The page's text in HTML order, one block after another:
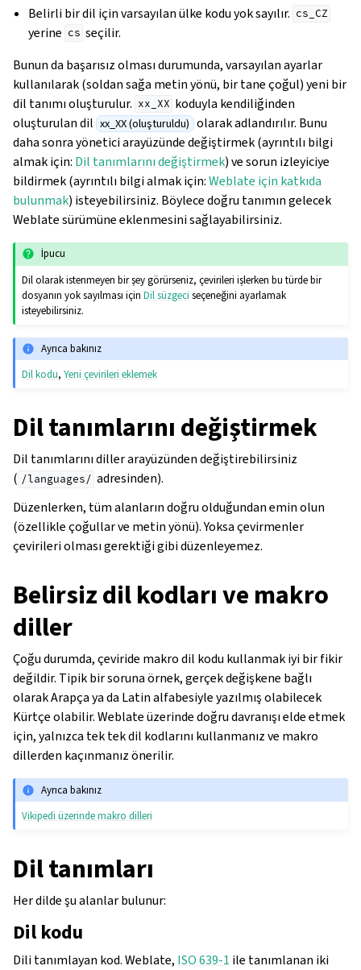
navigation of Yapılandırma yönergesi
Belirli bir dil için varsayılan ülke kodu yok sayılır. cs_CZ
yerine cs seçilir.
Bunun da başarısız olması durumunda, varsayılan ayarlar
kullanılarak (soldan sağa metin yönü, bir tane çoğul) yeni bir
dil tanımı oluşturulur. xx_XX koduyla kendiliğinden
oluşturulan dil xx_XX (oluşturuldu) olarak adlandırılır. Bunu
daha sonra yönetici arayüzünde değiştirmek (ayrıntılı bilgi
almak için: Dil tanımlarını değiştirmek) ve sorun izleyiciye
bildirmek (ayrıntılı bilgi almak için:Weblate için katkıda
bulunmak) isteyebilirsiniz. Böylece doğru tanımın gelecek
Weblate sürümüne eklenmesini sağlayabilirsiniz.
İpucu
Dil olarak istenmeyen bir şey görürseniz, çevirileri işlerken bu türde bir
dosyanın yok sayılması içinDil süzgeci seçeneğini ayarlamak
isteyebilirsiniz.
Ayrıca bakınız
Dil kodu,Yeni çevirileri eklemek
Dil tanımlarını değiştirmek
Dil tanımlarını diller arayüzünden değiştirebilirsiniz
( /languages/ adresinden).
Düzenlerken, tüm alanların doğru olduğundan emin olun
(özellikle çoğullar ve metin yönü). Yoksa çevirmenler
çevirileri olması gerektiği gibi düzenleyemez.
Belirsiz dil kodları ve makro
diller
Çoğu durumda, çeviride makro dil kodu kullanmak iyi bir fikir
değildir. Tipik bir soruna örnek, gerçek değişkene bağlı
olarak Arapça ya da Latin alfabesiyle yazılmış olabilecek
Kürtçe olabilir. Weblate üzerinde doğru davranışı elde etmek
için, yalnızca tek tek dil kodlarını kullanmanız ve makro
dillerden kaçınmanız önerilir.
Ayrıca bakınız
Vikipedi üzerinde makro dilleri
Dil tanımları
Her dilde şu alanlar bulunur:
Dil kodu
Dili tanımlayan kod. Weblate, ISO 639-1 ile tanımlanan iki